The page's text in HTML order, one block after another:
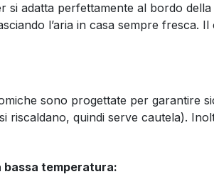
si adatta perfettamente al bordo
l’aria in casa sempre fresca.
sono progettate per garantire
riscaldano, quindi serve cautela).
bassa temperatura: